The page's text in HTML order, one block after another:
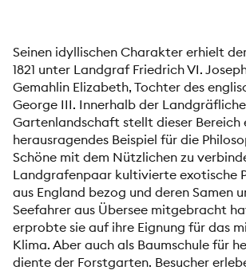
Seinen idyllischen Charakter erhielt
1821 unter Landgraf Friedrich VI.
Gemahlin Elizabeth, Tochter des
George III. Innerhalb der
Gartenlandschaft stellt dieser Bereich
herausragendes Beispiel für die
Schöne mit dem Nützlichen zu
Landgrafenpaar kultivierte exotische
aus England bezog und deren Samen
Seefahrer aus Übersee mitgebracht
erprobte sie auf ihre Eignung für das
Klima. Aber auch als Baumschule für
diente der Forstgarten. Besucher